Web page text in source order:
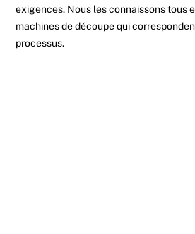
exigences. Nous les connaissons tous
machines de découpe qui
processus.